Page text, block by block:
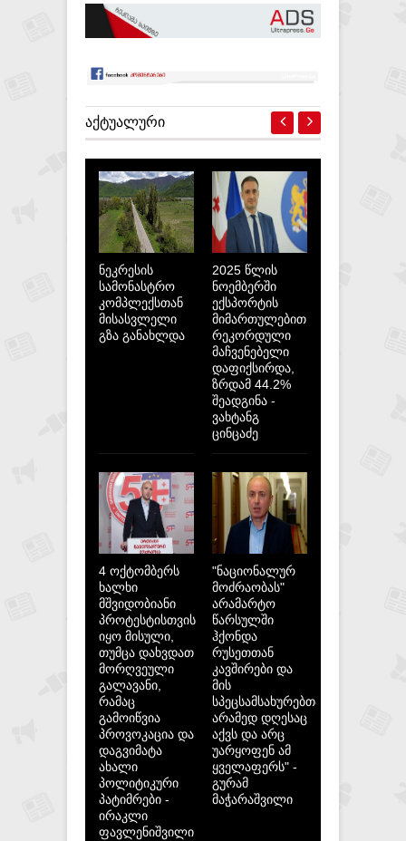
ᲐᲥᲢᲣᲐᲚᲣᲠᲘ
ნეკრესის
სამონასტრო
კომპლექსთან
მისასვლელი
გზა განახლდა
2025 წლის
ნოემბერში
ექსპორტის
მიმართულებით
რეკორდული
მაჩვენებელი
დაფიქსირდა,
ზრდამ 44.2%
შეადგინა -
ვახტანგ
ცინცაძე
4 ოქტომბერს
ხალხი
მშვიდობიანი
პროტესტისთვის
იყო მისული,
თუმცა დახვდათ
მორღვეული
გალავანი,
რამაც
გამოიწვია
პროვოკაცია და
დაგვიმატა
ახალი
პოლიტიკური
პატიმრები -
ირაკლი
ფავლენიშვილი
"ნაციონალურ
მოძრაობას"
არამარტო
წარსულში
ჰქონდა
რუსეთთან
კავშირები და
მის
სპეცსამსახურებთან,
არამედ დღესაც
აქვს და არც
უარყოფენ ამ
ყველაფერს" -
გურამ
მაჭარაშვილი